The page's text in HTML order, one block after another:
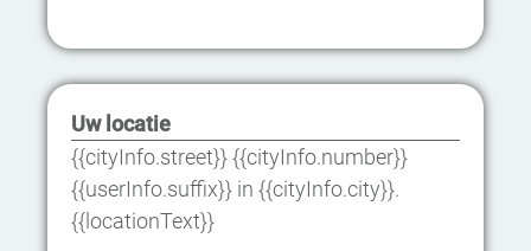
Uw locatie
{{cityInfo.street}} {{cityInfo.number}}
{{userInfo.suffix}} in {{cityInfo.city}}.
{{locationText}}